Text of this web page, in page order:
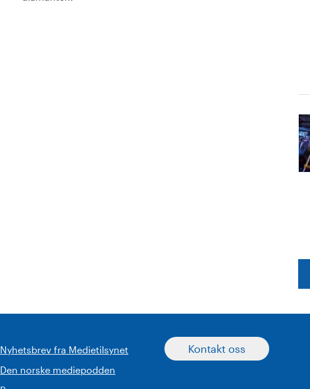
Nyhetsbrev fra Medietilsynet
Den norske mediepodden
Kontakt oss